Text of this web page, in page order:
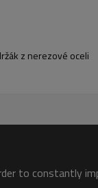
z nerezové oceli
to constantly